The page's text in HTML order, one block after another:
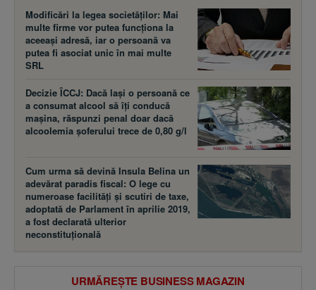
Modificări la legea societăţilor: Mai
multe firme vor putea funcţiona la
aceeaşi adresă, iar o persoană va
putea fi asociat unic în mai multe
SRL
Decizie ÎCCJ: Dacă laşi o persoană ce
a consumat alcool să îţi conducă
maşina, răspunzi penal doar dacă
alcoolemia şoferului trece de 0,80 g/l
Cum urma să devină Insula Belina un
adevărat paradis fiscal: O lege cu
numeroase facilităţi şi scutiri de taxe,
adoptată de Parlament în aprilie 2019,
a fost declarată ulterior
neconstituţională
URMĂREȘTE BUSINESS MAGAZIN